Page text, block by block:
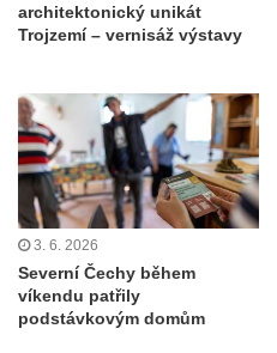
architektonický unikát
Trojzemí – vernisáž výstavy
3. 6. 2026
Severní Čechy během
víkendu patřily
podstávkovým domům